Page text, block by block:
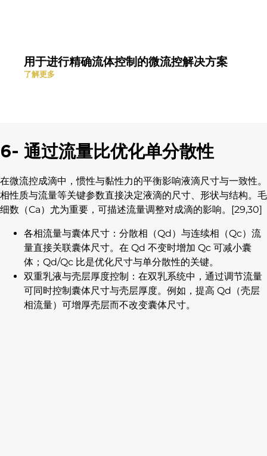
用于进行精确流体控制的微流控解决方案
了解更多
6- 通过流量比优化单分散性
在微流控成滴中，惯性与黏性力的平衡影响液滴尺寸与一致性。
相性质与流量等关键参数直接决定液滴的尺寸、形状与结构。毛
细数（Ca）尤为重要，可描述流量调整对成滴的影响。[29,30]
各相流量与囊体尺寸：分散相（Qd）与连续相（Qc）流
量直接关联囊体尺寸。在 Qd 不变时增加 Qc 可减小囊
体；Qd/Qc 比是优化尺寸与单分散性的关键。
双重乳液与壳层厚度控制：在双乳系统中，通过调节流量
可同时控制囊体尺寸与壳层厚度。例如，提高 Qd（壳层
相流量）可增厚壳层而不改变囊体尺寸。